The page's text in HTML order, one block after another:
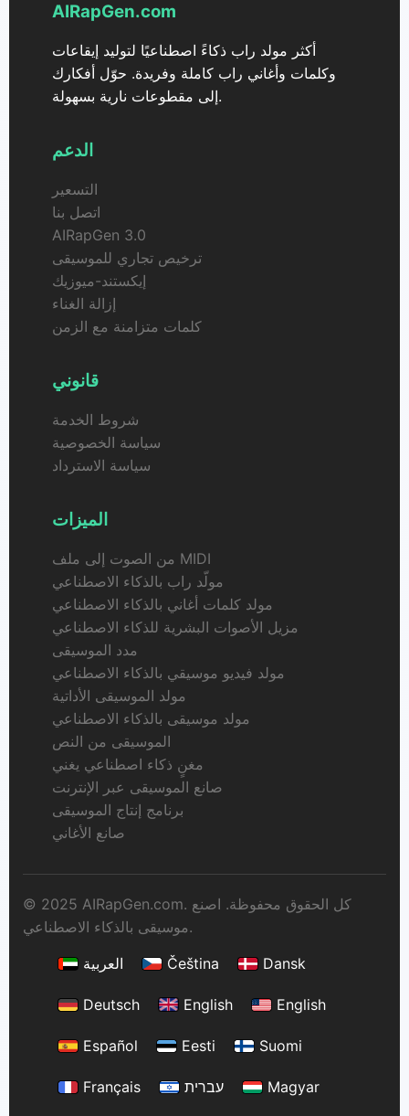
AIRapGen.com
أكثر مولد راب ذكاءً اصطناعيًا لتوليد إيقاعات
وكلمات وأغاني راب كاملة وفريدة. حوّل أفكارك
إلى مقطوعات نارية بسهولة.
الدعم
التسعير
اتصل بنا
AIRapGen 3.0
ترخيص تجاري للموسيقى
إيكستند-ميوزيك
إزالة الغناء
كلمات متزامنة مع الزمن
قانوني
شروط الخدمة
سياسة الخصوصية
سياسة الاسترداد
الميزات
من الصوت إلى ملف MIDI
مولّد راب بالذكاء الاصطناعي
مولد كلمات أغاني بالذكاء الاصطناعي
مزيل الأصوات البشرية للذكاء الاصطناعي
مدد الموسيقى
مولد فيديو موسيقي بالذكاء الاصطناعي
مولد الموسيقى الأداتية
مولد موسيقى بالذكاء الاصطناعي
الموسيقى من النص
مغنٍ ذكاء اصطناعي يغني
صانع الموسيقى عبر الإنترنت
برنامج إنتاج الموسيقى
صانع الأغاني
© 2025 AIRapGen.com. كل الحقوق محفوظة. اصنع
موسيقى بالذكاء الاصطناعي.
العربية
Čeština Dansk
Deutsch English English
Español Eesti Suomi
Français עברית Magyar